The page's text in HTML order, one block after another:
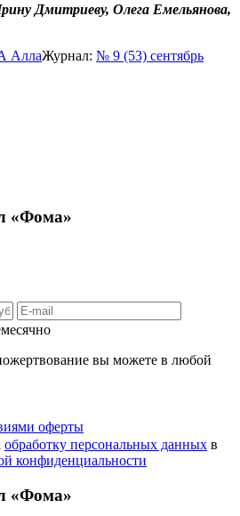
Дмитриеву, Олега Емельянова,
Журнал: № 9 (53) сентябрь
«Фома»
вы можете в любой
оферты
обработку персональных данных в
конфиденциальности
«Фома»